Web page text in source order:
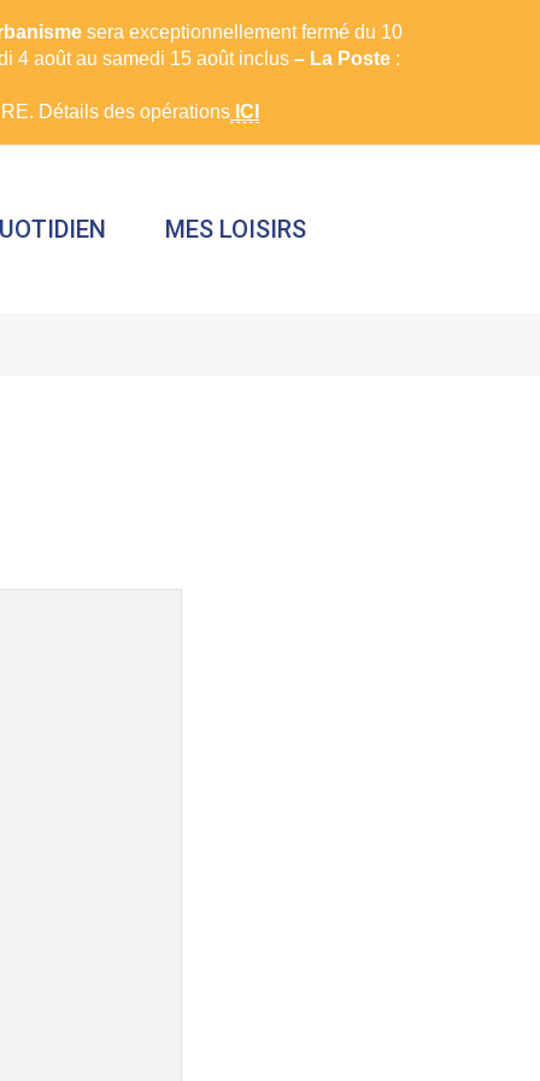
sera exceptionnellement fermé du 10
4 août au samedi 15 août inclus – La Poste :
Détails des opérations ICI
MES LOISIRS